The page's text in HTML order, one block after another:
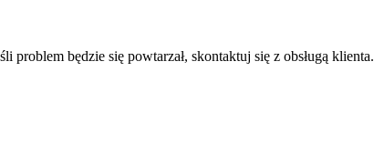
problem będzie się powtarzał, skontaktuj się z obsługą klienta.